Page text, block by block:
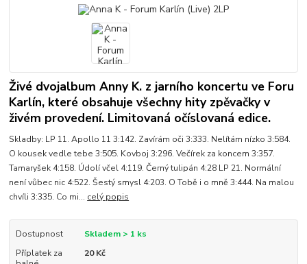
Živé dvojalbum Anny K. z jarního koncertu ve Foru
Karlín, které obsahuje všechny hity zpěvačky v
živém provedení. Limitovaná očíslovaná edice.
Skladby: LP 11. Apollo 11 3:142. Zavírám oči 3:333. Nelítám nízko 3:584.
O kousek vedle tebe 3:505. Kovboj 3:296. Večírek za koncem 3:357.
Tamaryšek 4:158. Údolí včel 4:119. Černý tulipán 4:28 LP 21. Normální
není vůbec nic 4:522. Šestý smysl 4:203. O Tobě i o mně 3:444. Na malou
chvíli 3:335. Co mi... celý popis
Dostupnost
Skladem > 1 ks
Příplatek za
20 Kč